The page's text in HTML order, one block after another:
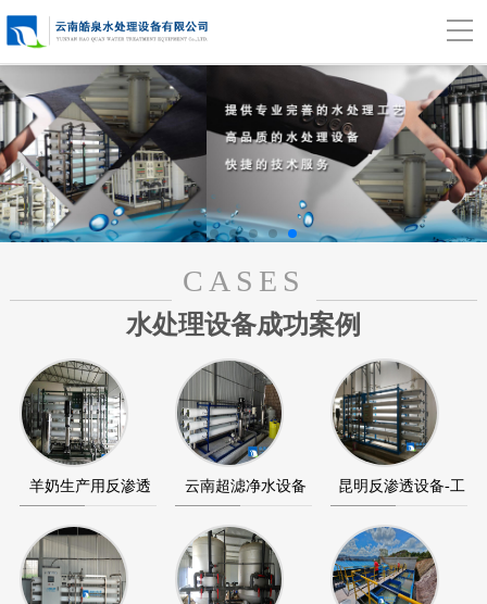
CASES
水处理设备成功案例
羊奶生产用反渗透
设备-反渗透纯水…
云南超滤净水设备
+反渗透纯水设备…
昆明反渗透设备-工
业反渗透纯水设…